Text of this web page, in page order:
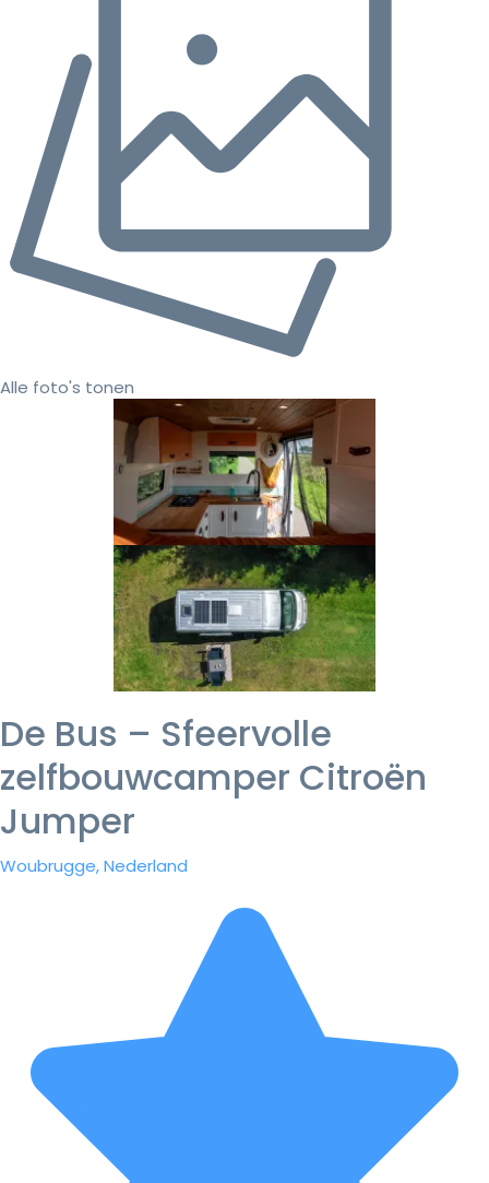
Alle foto's tonen
De Bus – Sfeervolle
zelfbouwcamper Citroën
Jumper
Woubrugge, Nederland